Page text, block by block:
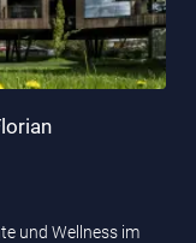
und Wellness im